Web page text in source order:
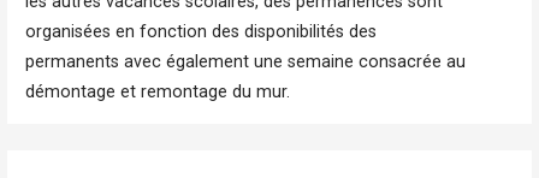
organisées en fonction des disponibilités des
permanents avec également une semaine consacrée au
démontage et remontage du mur.